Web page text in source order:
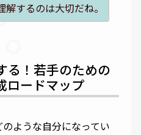
解するのは大切だね。
る！若手のための
ロードマップ
ような自分になってい